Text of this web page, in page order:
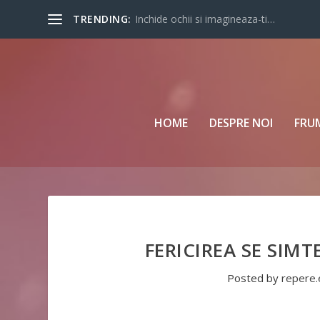
TRENDING: Inchide ochii si imagineaza-ti…
HOME DESPRE NOI
FERICIREA SE
Posted by